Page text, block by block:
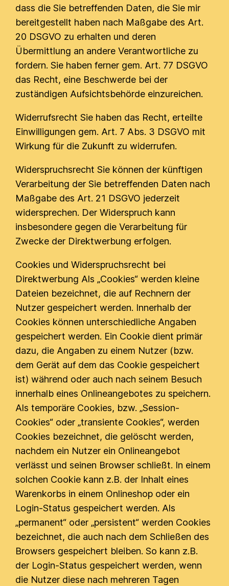
dass die Sie betreffenden Daten, die Sie mir
bereitgestellt haben nach Maßgabe des Art.
20 DSGVO zu erhalten und deren
Übermittlung an andere Verantwortliche zu
fordern. Sie haben ferner gem. Art. 77 DSGVO
das Recht, eine Beschwerde bei der
zuständigen Aufsichtsbehörde einzureichen.
Widerrufsrecht Sie haben das Recht, erteilte
Einwilligungen gem. Art. 7 Abs. 3 DSGVO mit
Wirkung für die Zukunft zu widerrufen.
Widerspruchsrecht Sie können der künftigen
Verarbeitung der Sie betreffenden Daten nach
Maßgabe des Art. 21 DSGVO jederzeit
widersprechen. Der Widerspruch kann
insbesondere gegen die Verarbeitung für
Zwecke der Direktwerbung erfolgen.
Cookies und Widerspruchsrecht bei
Direktwerbung Als „Cookies“ werden kleine
Dateien bezeichnet, die auf Rechnern der
Nutzer gespeichert werden. Innerhalb der
Cookies können unterschiedliche Angaben
gespeichert werden. Ein Cookie dient primär
dazu, die Angaben zu einem Nutzer (bzw.
dem Gerät auf dem das Cookie gespeichert
ist) während oder auch nach seinem Besuch
innerhalb eines Onlineangebotes zu speichern.
Als temporäre Cookies, bzw. „Session-
Cookies“ oder „transiente Cookies“, werden
Cookies bezeichnet, die gelöscht werden,
nachdem ein Nutzer ein Onlineangebot
verlässt und seinen Browser schließt. In einem
solchen Cookie kann z.B. der Inhalt eines
Warenkorbs in einem Onlineshop oder ein
Login-Status gespeichert werden. Als
„permanent“ oder „persistent“ werden Cookies
bezeichnet, die auch nach dem Schließen des
Browsers gespeichert bleiben. So kann z.B.
der Login-Status gespeichert werden, wenn
die Nutzer diese nach mehreren Tagen